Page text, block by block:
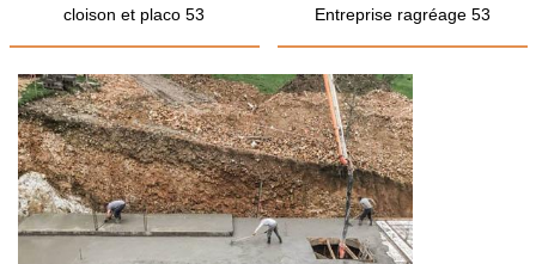
cloison et placo 53
Entreprise ragréage 53